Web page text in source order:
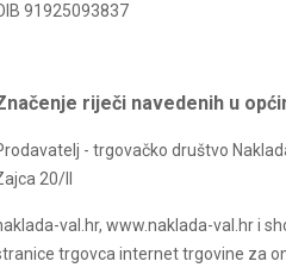
91925093837
riječi navedenih u
- trgovačko društvo
20/II
val.hr, www.naklada-val .hr i
trgovca internet trgovine za